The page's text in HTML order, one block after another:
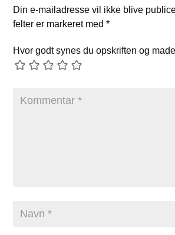
Din e-mailadresse vil ikke blive
felter er markeret med*
Hvor godt synes du opskriften og